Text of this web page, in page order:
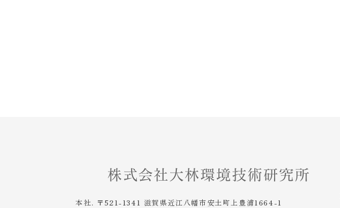
本社. 〒521-1341 滋賀県近江八幡市安土町上豊浦1664-1